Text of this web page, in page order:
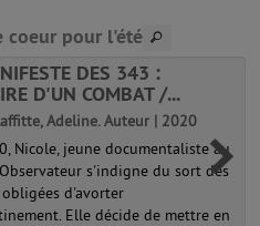
coeur pour l'été
DES 343 :
D'UN COMBAT /...
Adeline. Auteur | 2020
Nicole, jeune documentaliste au
s'indigne du sort des
obligées d'avorter
Elle décide de mettre en